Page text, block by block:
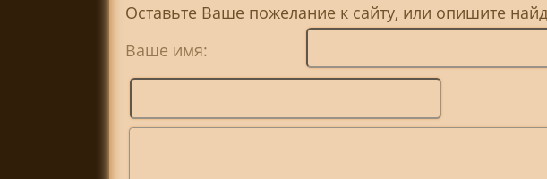
Оставьте Ваше пожелание к сайту, или опишите
Ваше имя: